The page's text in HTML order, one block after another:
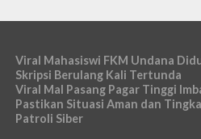
Viral Mahasiswi FKM Undana
Skripsi Berulang Kali Tertunda
Viral Mal Pasang Pagar Tinggi
Pastikan Situasi Aman dan
Patroli Siber